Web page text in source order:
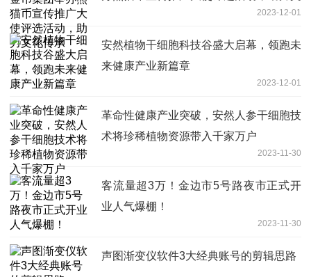
2023-12-01
安然植物干细胞科技谷盛大启幕，领跑未
来健康产业新篇章
2023-12-01
革命性健康产业突破，安然人参干细胞技
术将珍稀植物资源带入千家万户
2023-11-30
客流量超3万！金边市5号路夜市正式开
业人气爆棚！
2023-11-30
声图渐变仪软件3大经典账号的剪辑思路